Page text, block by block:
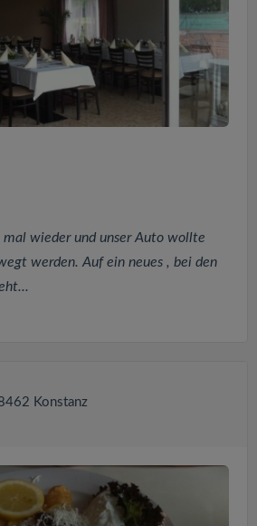
wieder und unser Auto wollte
werden. Auf ein neues , bei den
Konstanz